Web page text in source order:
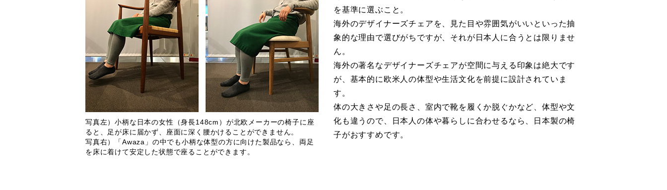
写真左）小柄な日本の女性（身長148cm）が北欧メーカーの椅子に座
ると、足が床に届かず、座面に深く腰かけることができません。
写真右）「Awaza」の中でも小柄な体型の方に向けた製品なら、両足
を床に着けて安定した状態で座ることができます。
を基準に選ぶこと。
海外のデザイナーズチェアを、見た目や雰囲気がいいといった抽
象的な理由で選びがちですが、それが日本人に合うとは限りませ
ん。
海外の著名なデザイナーズチェアが空間に与える印象は絶大です
が、基本的に欧米人の体型や生活文化を前提に設計されていま
す。
体の大きさや足の長さ、室内で靴を履くか脱ぐかなど、体型や文
化も違うので、日本人の体や暮らしに合わせるなら、日本製の椅
子がおすすめです。